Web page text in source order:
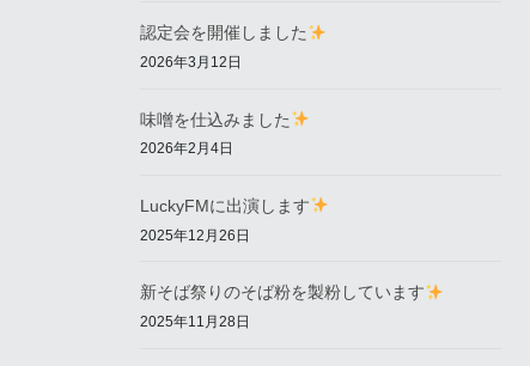
認定会を開催しました
2026年3月12日
味噌を仕込みました
2026年2月4日
LuckyFMに出演します
2025年12月26日
新そば祭りのそば粉を製粉しています
2025年11月28日